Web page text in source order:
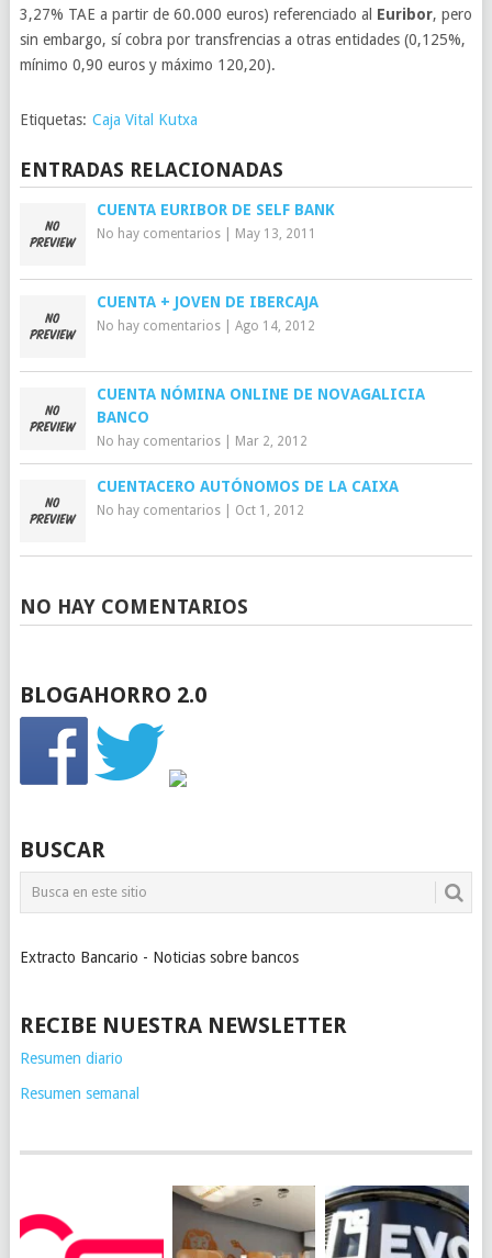
3,27% TAE a partir de 60.000 euros) referenciado al Euribor, pero
sin embargo, sí cobra por transfrencias a otras entidades (0,125%,
mínimo 0,90 euros y máximo 120,20).
Etiquetas: Caja Vital Kutxa
ENTRADAS RELACIONADAS
CUENTA EURIBOR DE SELF BANK
No hay comentarios| May 13, 2011
CUENTA + JOVEN DE IBERCAJA
No hay comentarios| Ago 14, 2012
CUENTA NÓMINA ONLINE DE NOVAGALICIA
BANCO
No hay comentarios| Mar 2, 2012
CUENTACERO AUTÓNOMOS DE LA CAIXA
No hay comentarios| Oct 1, 2012
NO HAY COMENTARIOS
BLOGAHORRO 2.0
BUSCAR
Extracto Bancario - Noticias sobre bancos
RECIBE NUESTRA NEWSLETTER
Resumen diario
Resumen semanal